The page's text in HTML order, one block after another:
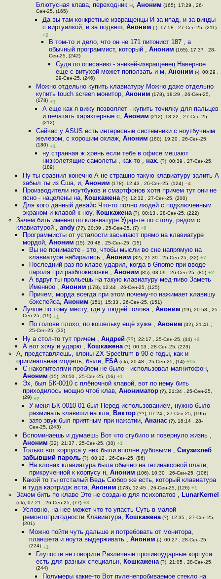
Блютусная клава, переходник н, Аноним (165), 17:29 , 26-
Сен-25, (165)
Да вы там конкретные извращенцы И за ипад, и за винды
с виртуалкой, и за подвеш, Аноним (-), 17:58 , 27-Сен-25, (211)
+2
В том-то и дело, что он не 171 питонист 187 , а
обычный программист, который ,Аноним (165), 17:37 , 28-
Сен-25, (242)
Судя по описанию - эникей-извращенец Наверное
еще с витухой может поползать и м, Аноним (-), 00:29 ,
29-Сен-25, (246)
Можно отдельно купить клавиатуру Можно даже отдельно
купить touch screen монитор, Аноним (178), 18:29 , 26-Сен-25,
(178) +1
А еще как я вижу позволяет - купить точилку для пальцев
и печатать характерные с, Аноним (212), 18:22 , 27-Сен-25,
(212)
Сейчас у ASUS есть интересные системники с ноутбучным
железом, с хорошим охлаж, Аноним (180), 19:20 , 26-Сен-25,
(180) +1
ну странная ж хрень если тебе в офисе мешают
низколетящие самолеты , как-то , нах. (?), 00:39 , 27-Сен-25,
(189)
Ну ты сравнил конечно А не страшно такую клавиатуру залить А
забыл ты из Сша, и, Аноним (178), 12:43 , 26-Сен-25, (124) –4
Производители ноутбуков и смартфонов хотя причем тут они не
ясно - нацелены на, Кошкажена(?), 12:32 , 27-Сен-25, (200)
Для кого данный девайс Что-то полно людей с подключенным
экраном и клавой к ноу, Кошкажена(?), 00:13 , 28-Сен-25, (222)
Зачем бить именно по клавиатуре Ударьте по столу, рядом с
клавиатурой , andy(??), 20:39 , 25-Сен-25, (7) +8
Программисты от усталости засыпают прямо на клавиатуре
мордой, Аноним (15), 20:48 , 25-Сен-25, (15)
Вы не понимаете - это, чтобы мысли во сне напрямую на
клавиатуре набирались ,Аноним (32), 21:39 , 25-Сен-25, (32) +7
Последний раз по клаве ударил, когда в Gnome при вводе
пароля при разблокировке ,Аноним (85), 08:09 , 26-Сен-25, (85) +2
А вдруг ты прольешь на такую клавиатуру мед-пиво Заметь
Именноо ,Аноним (178), 12:44 , 26-Сен-25, (125)
Причем, морда всегда при этом почему-то нажимает клавишу
бэкспейса,Аноним (151), 15:33 , 26-Сен-25, (151)
Лучше по тому месту, где у людей голова , Аноним (19), 20:58 , 25-
Сен-25, (19) +1
По голове плохо, по кошельку ещё хуже ,Аноним (32), 21:41 ,
25-Сен-25, (33)
Ну а стол-то тут причем , Андрей (??), 22:17 , 25-Сен-25, (44) +2
А вот хочу и ударю , Кошкажена(?), 00:13 , 28-Сен-25, (223)
А, представляешь, клоны ZX-Spectrum в 90-е годы, как и
оригинальная модель, были, FSA(ok), 20:48 , 25-Сен-25, (14) +15
С накопителями проблем не было - использовал магнитофон,
Аноним (15), 20:50 , 25-Сен-25, (16) +1
Эх, был БК-0010 с плёночной клавой, вот по нему бить
приходилось мощно чтоб клав, Анониматор(?), 21:34 , 25-Сен-25,
(29) +2
У меня БК-0010-01 был Перед использованием, нужно было
разминать клавиши на кла, Виктор (??), 07:24 , 27-Сен-25, (195)
зато звук был приятным при нажатии,Ананас (?), 18:14 , 28-
Сен-25, (243)
Вспоминаешь и думаешь Вот что сгубило и повернуло жизнь ,
Аноним (32), 21:37 , 25-Сен-25, (30) +1
Только вот корпуса у них были вполне дубовыми , Смузихлеб
забывший пароль(?), 08:12 , 26-Сен-25, (86)
На клонах клавиатура была обычно на гетинаксовой плате,
прикрученной к корпусу н,Аноним (106), 10:30 , 26-Сен-25, (106)
Какой то ты отсталый Ведь Сюбор же есть, который клавиатура
и туда картридж вста, Аноним (178), 12:45 , 26-Сен-25, (126) +1
Зачем бить по клаве Это не создано для психопатов , LunarKernel
(ok), 07:21 , 26-Сен-25, (77) +3
Условно, на нее может что-то упасть Суть в малой
ремонтопригодности Клавиатура, Кошкажена(?), 12:35 , 27-Сен-25,
(201)
Можно пойти чуть дальше и потребовать от монитора,
планшета и ноута выдерживать ,Аноним (-), 00:27 , 28-Сен-25,
(224) +1
Глупости не говорите Различные противоударные корпуса
есть для разных специальн, Кошкажена(?), 21:05 , 28-Сен-25,
(244)
Полумеры какие-то Вот пуленепробиваемое стекло на